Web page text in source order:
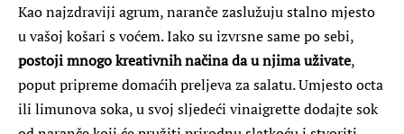
Kao najzdraviji agrum, naranče zaslužuju stalno mjesto
u vašoj košari s voćem. Iako su izvrsne same po sebi,
postoji mnogo kreativnih načina da u njima uživate,
poput pripreme domaćih preljeva za salatu. Umjesto octa
ili limunova soka, u svoj sljedeći vinaigrette dodajte sok